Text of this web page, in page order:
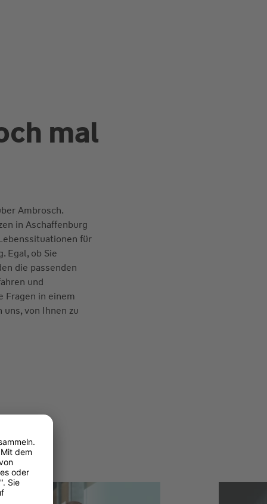
mal
Ambrosch.
in Aschaffenburg
für
Egal, ob Sie
die passenden
und
Fragen in einem
von Ihnen zu